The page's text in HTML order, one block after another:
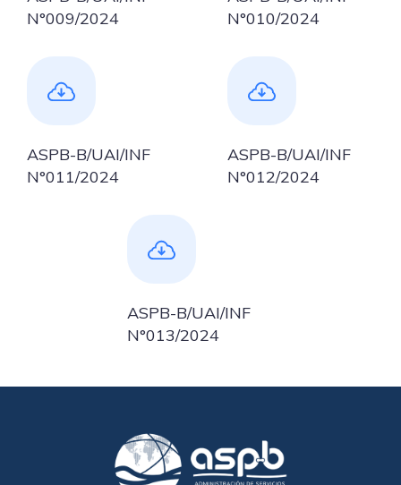
N°009/2024
N°010/2024
ASPB-B/UAI/INF
N°011/2024
ASPB-B/UAI/INF
N°012/2024
ASPB-B/UAI/INF
N°013/2024